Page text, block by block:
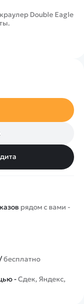
Double Eagle
рядом с вами -
бесплатно
-Сдек, Яндекс,